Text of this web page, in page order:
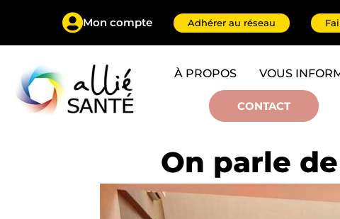
Mon compte Adhérer au réseau
À PROPOS VOUS
CONTACT
On parle